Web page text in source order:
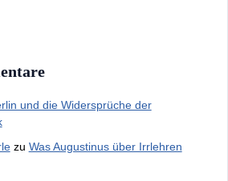
und die Widersprüche der
zu Was Augustinus über Irrlehren